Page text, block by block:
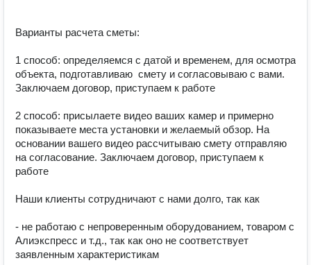
Варианты расчета сметы:
1 способ: определяемся с датой и временем, для осмотра
объекта, подготавливаю  смету и согласовываю с вами.
Заключаем договор, приступаем к работе
2 способ: присылаете видео ваших камер и примерно
показываете места установки и желаемый обзор. На
основании вашего видео рассчитываю смету отправляю
на согласование. Заключаем договор, приступаем к
работе
Наши клиенты сотрудничают с нами долго, так как
- не работаю с непроверенным оборудованием, товаром с
Алиэкспресс и т.д., так как оно не соответствует
заявленным характеристикам